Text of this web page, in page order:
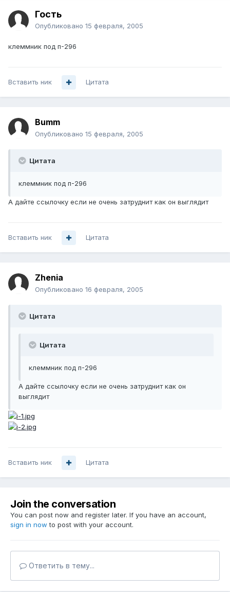
Гость
Опубликовано 15 февраля, 2005
клеммник под п-296
Вставить ник Цитата
Bumm
Опубликовано 15 февраля, 2005
Цитата
клеммник под п-296
А дайте ссылочку если не очень затруднит как он выглядит
Вставить ник Цитата
Zhenia
Опубликовано 16 февраля, 2005
Цитата
Цитата
клеммник под п-296
А дайте ссылочку если не очень затруднит как он
выглядит
Вставить ник Цитата
Join the conversation
You can post now and register later. If you have an account,
sign in now to post with your account.
Ответить в тему...